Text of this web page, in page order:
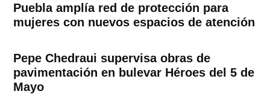
Puebla amplía red de protección para
mujeres con nuevos espacios de atención
Pepe Chedraui supervisa obras de
pavimentación en bulevar Héroes del 5 de
Mayo